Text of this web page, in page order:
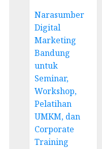
Narasumber
Digital
Marketing
Bandung
untuk
Seminar,
Workshop,
Pelatihan
UMKM, dan
Corporate
Training